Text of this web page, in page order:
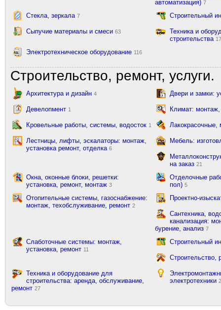
автоматизация) 7
Стекла, зеркала 7 Строительный
Сыпучие материалы и смеси 63
Техника и
строительства
Электротехническое оборудование 116
Строительство, ремонт, услуги.
Архитектура и дизайн 4 Двери и замки:
Девелопмент 1 Климат:
Кровельные работы, системы, водосток 1
Лестницы, лифты, эскалаторы: монтаж,
установка ремонт, отделка 6
Мебель:
на заказ 21
Окна, оконные блоки, решетки:
установка, ремонт, монтаж 3
Отделочные
пол) 5
Отопительные системы, газоснабжение:
монтаж, техобслуживание, ремонт 2
Проектно-
Сантехника,
канализация:
бурение, анализ 7
Слаботочные системы: монтаж,
установка, ремонт 11
Строительный
Строительство,
Техника и оборудование для
строительства: аренда, обслуживание,
ремонт 27
электротехники